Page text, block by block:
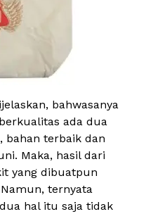
bahwasanya
ada dua
bahan terbaik dan
Maka, hasil dari
yang dibuatpun
ternyata
hal itu saja tidak